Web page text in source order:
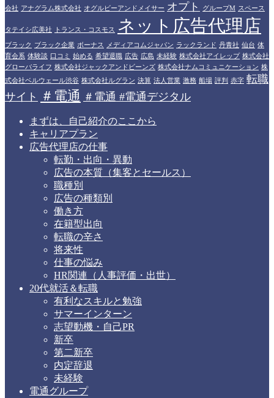
会社 アナグラム株式会社 オグルビーアンドメイサー オプト グループM スペース
タテイシ広美社 トランス・コスモス ネット広告代理店
ブラック ブラック企業 ボーナス メディアコムジャパン ラックランド 丹青社 仙台 体
育会系 体験談 口コミ 始める 希望退職 広告 広島 未経験 株式会社アイレップ 株式会社
グローバライフ 株式会社ジャックアンドビーンズ 株式会社ナムコミュニケーション 株
式会社ベルウェール渋谷 株式会社ルグラン 決算 法人営業 激務 船場 評判 赤字 転職
サイト
＃電通 ＃電通 #電通デジタル
まずは、自己紹介のここから
キャリアプラン
広告代理店の仕事
転勤・出向・異動
広告の本質（集客とセールス）
職種別
広告の種類別
働き方
在籍型出向
転職の辛さ
将来性
仕事の悩み
HR関連（人事評価・出世）
20代就活＆転職
有利なスキルと勉強
サマーインターン
志望動機・自己PR
新卒
第二新卒
内定辞退
未経験
電通グループ